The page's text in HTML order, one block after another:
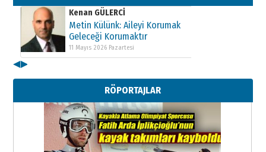
Kenan GÜLERCİ
Metin Külünk: Aileyi Korumak
Geleceği Korumaktır
11 Mayıs 2026 Pazartesi
Metin Külünk: Aileyi Korumak
Geleceği Korumaktır
11 Mayıs 2026 Pazartesi
◀▶
RÖPORTAJLAR